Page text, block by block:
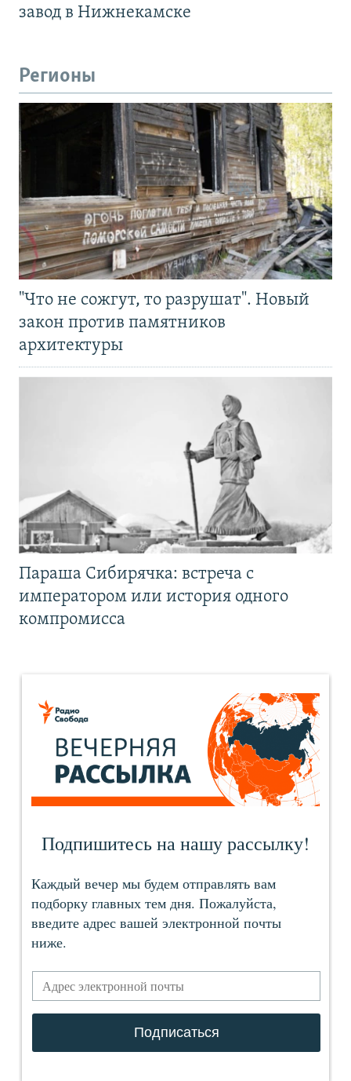
завод в Нижнекамске
Регионы
"Что не сожгут, то разрушат". Новый
закон против памятников
архитектуры
Параша Сибирячка: встреча с
императором или история одного
компромисса